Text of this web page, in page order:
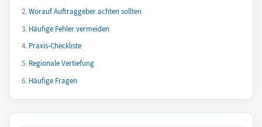
Worauf Auftraggeber achten sollten
Häufige Fehler vermeiden
Praxis-Checkliste
Regionale Vertiefung
Häufige Fragen